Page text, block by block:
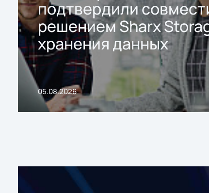
подтвердили
решением Sharx
хранения данных
05.08.2026